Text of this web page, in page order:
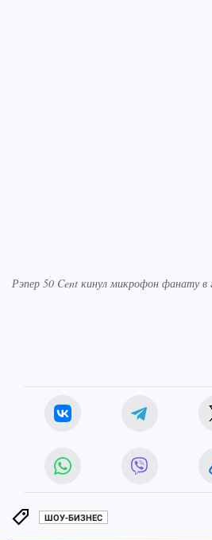
Рэпер 50 Cent кинул микрофон фанату в
ШОУ-БИЗНЕС